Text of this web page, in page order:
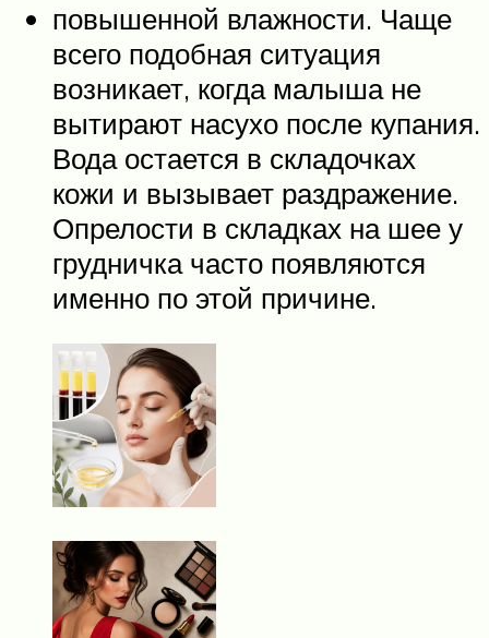
повышенной влажности. Чаще
всего подобная ситуация
возникает, когда малыша не
вытирают насухо после купания.
Вода остается в складочках
кожи и вызывает раздражение.
Опрелости в складках на шее у
грудничка часто появляются
именно по этой причине.